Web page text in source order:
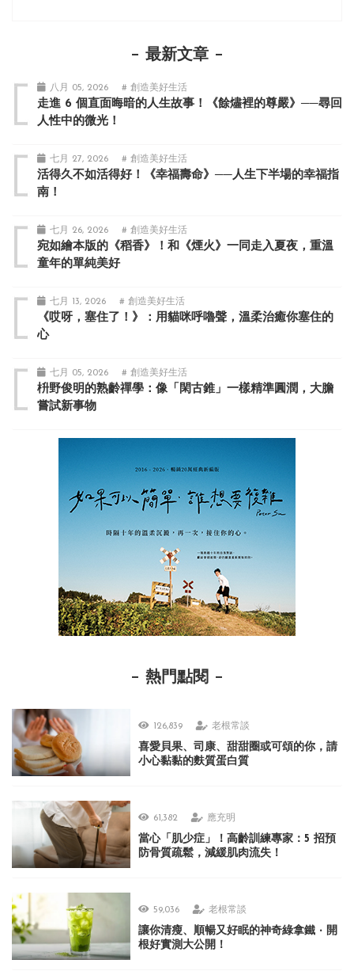
最新文章
八月 05, 2026 # 創造美好生活
走進 6 個直面晦暗的人生故事！《餘燼裡的尊嚴》──尋回
人性中的微光！
七月 27, 2026 # 創造美好生活
活得久不如活得好！《幸福壽命》──人生下半場的幸福指
南！
七月 26, 2026 # 創造美好生活
宛如繪本版的《稻香》！和《煙火》一同走入夏夜，重溫
童年的單純美好
七月 13, 2026 # 創造美好生活
《哎呀，塞住了！》：用貓咪呼嚕聲，溫柔治癒你塞住的
心
七月 05, 2026 # 創造美好生活
枡野俊明的熟齡禪學：像「閑古錐」一樣精準圓潤，大膽
嘗試新事物
熱門點閱
126,839 老根常談
喜愛貝果、司康、甜甜圈或可頌的你，請
小心黏黏的麩質蛋白質
61,382 應充明
當心「肌少症」！高齡訓練專家：5 招預
防骨質疏鬆，減緩肌肉流失！
59,036 老根常談
讓你清瘦、順暢又好眠的神奇綠拿鐵 ‧ 開
根好實測大公開！